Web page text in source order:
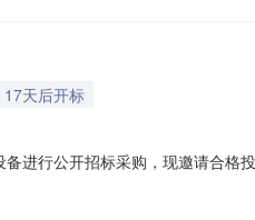
17天后开标
进行公开招标采购，现邀请合格
25日09点00分（北京时间）前提